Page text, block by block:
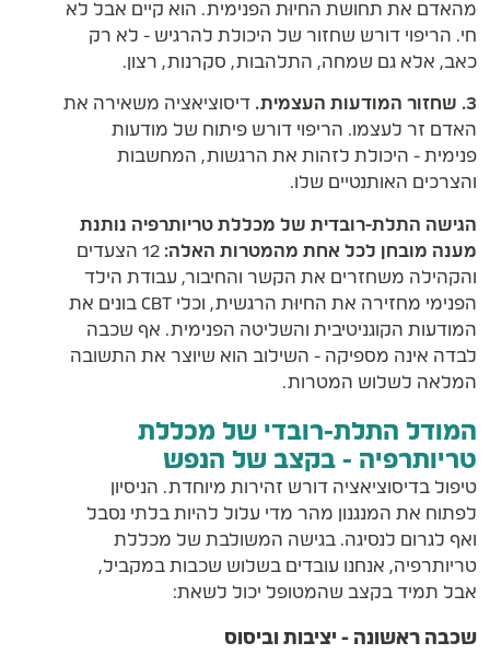
מהאדם את תחושת החיוּת הפנימית. הוא קיים אבל לא
חי. הריפוי דורש שחזור של היכולת להרגיש - לא רק
כאב, אלא גם שמחה, התלהבות, סקרנות, רצון.
3. שחזור המודעות העצמית.
דיסוציאציה משאירה את
האדם זר לעצמו. הריפוי דורש פיתוח של מודעות
פנימית - היכולת לזהות את הרגשות, המחשבות
והצרכים האותנטיים שלו.
הגישה התלת-רובדית של מכללת טריותרפיה נותנת
מענה מובחן לכל אחת מהמטרות האלה:
12 הצעדים
והקהילה משחזרים את הקשר והחיבור, עבודת הילד
הפנימי מחזירה את החיוּת הרגשית, וכלי CBT בונים את
המודעות הקוגניטיבית והשליטה הפנימית. אף שכבה
לבדה אינה מספיקה - השילוב הוא שיוצר את התשובה
המלאה לשלוש המטרות.
המודל התלת-רובדי של מכללת
טריותרפיה - בקצב של הנפש
טיפול בדיסוציאציה דורש זהירות מיוחדת. הניסיון
לפתוח את המנגנון מהר מדי עלול להיות בלתי נסבל
ואף לגרום לנסיגה. בגישה המשולבת של מכללת
טריותרפיה, אנחנו עובדים בשלוש שכבות במקביל,
אבל תמיד בקצב שהמטופל יכול לשאת:
שכבה ראשונה - יציבות וביסוס